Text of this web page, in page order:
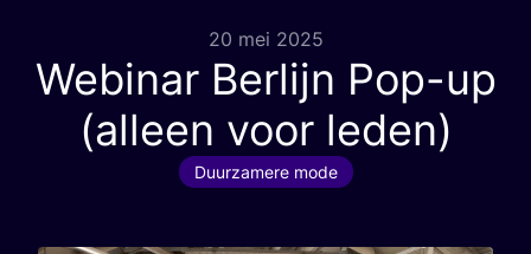
20 mei 2025
Webinar Berlijn Pop-up
(alleen voor leden)
Duurzamere mode